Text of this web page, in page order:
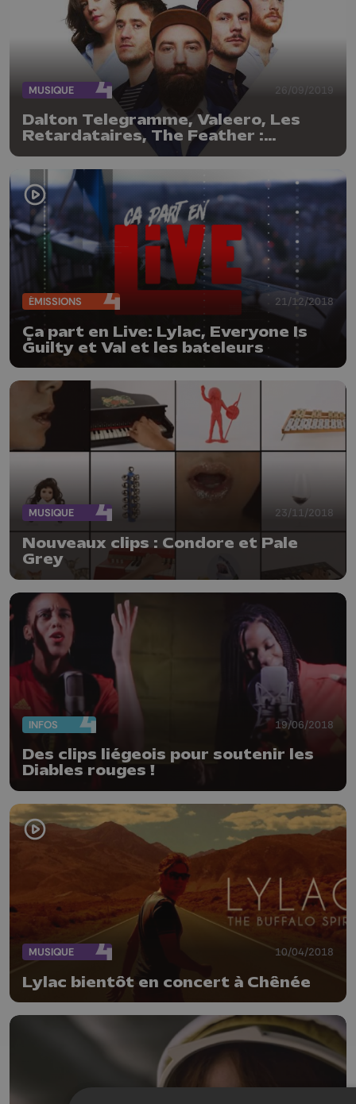
MUSIQUE 26/09/2019
Dalton Telegramme, Valeero, Les
Retardataires, The Feather :
nouveaux clips !
ÉMISSIONS 21/12/2018
Ça part en Live: Lylac, Everyone Is
Guilty et Val et les bateleurs
MUSIQUE 23/11/2018
Nouveaux clips : Condore et Pale
Grey
INFOS 19/06/2018
Des clips liégeois pour soutenir les
Diables rouges !
MUSIQUE 10/04/2018
Lylac bientôt en concert à Chênée